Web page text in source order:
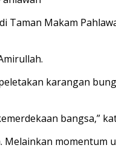
Makam
karangan
bangsa,”
momentum